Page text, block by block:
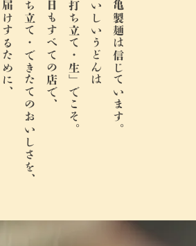
丸亀製麺は信じています。
おいしいうどんは
「打ち立て・生」でこそ。
今日もすべての店で、
打ち立て・できたてのおいしさを、
お届けするために、